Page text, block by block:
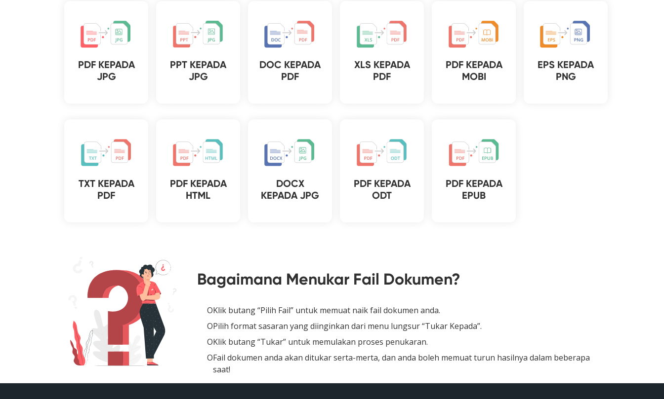
PDF KEPADA
JPG
PPT KEPADA
JPG
DOC KEPADA
PDF
XLS KEPADA
PDF
PDF KEPADA
MOBI
EPS KEPADA
PNG
TXT KEPADA
PDF
PDF KEPADA
HTML
DOCX
KEPADA JPG
PDF KEPADA
ODT
PDF KEPADA
EPUB
Bagaimana Menukar Fail Dokumen?
Klik butang “Pilih Fail” untuk memuat naik fail dokumen anda.
Pilih format sasaran yang diinginkan dari menu lungsur “Tukar Kepada”.
Klik butang “Tukar” untuk memulakan proses penukaran.
Fail dokumen anda akan ditukar serta-merta, dan anda boleh memuat turun hasilnya dalam beberapa
saat!